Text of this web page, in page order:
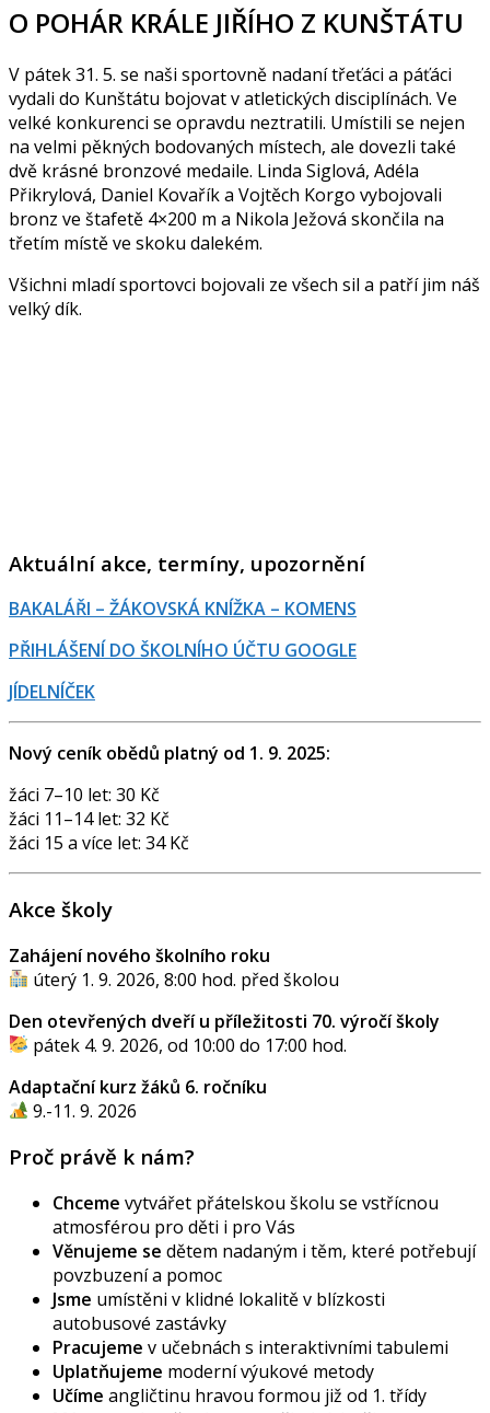
O POHÁR KRÁLE JIŘÍHO Z KUNŠTÁTU
V pátek 31. 5. se naši sportovně nadaní třeťáci a páťáci
vydali do Kunštátu bojovat v atletických disciplínách. Ve
velké konkurenci se opravdu neztratili. Umístili se nejen
na velmi pěkných bodovaných místech, ale dovezli také
dvě krásné bronzové medaile. Linda Siglová, Adéla
Přikrylová, Daniel Kovařík a Vojtěch Korgo vybojovali
bronz ve štafetě 4×200 m a Nikola Ježová skončila na
třetím místě ve skoku dalekém.
Všichni mladí sportovci bojovali ze všech sil a patří jim náš
velký dík.
Aktuální akce, termíny, upozornění
BAKALÁŘI – ŽÁKOVSKÁ KNÍŽKA – KOMENS
PŘIHLÁŠENÍ DO ŠKOLNÍHO ÚČTU GOOGLE
JÍDELNÍČEK
Nový ceník obědů platný od 1. 9. 2025:
žáci 7–10 let: 30 Kč
žáci 11–14 let: 32 Kč
žáci 15 a více let: 34 Kč
Akce školy
Zahájení nového školního roku
úterý 1. 9. 2026, 8:00 hod. před školou
Den otevřených dveří u příležitosti 70. výročí školy
pátek 4. 9. 2026, od 10:00 do 17:00 hod.
Adaptační kurz žáků 6. ročníku
9.-11. 9. 2026
Proč právě k nám?
Chceme vytvářet přátelskou školu se vstřícnou
atmosférou pro děti i pro Vás
Věnujeme se dětem nadaným i těm, které potřebují
povzbuzení a pomoc
Jsme umístěni v klidné lokalitě v blízkosti
autobusové zastávky
Pracujeme v učebnách s interaktivními tabulemi
Uplatňujeme moderní výukové metody
Učíme angličtinu hravou formou již od 1. třídy